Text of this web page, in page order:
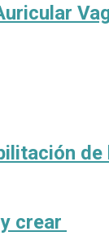
crear